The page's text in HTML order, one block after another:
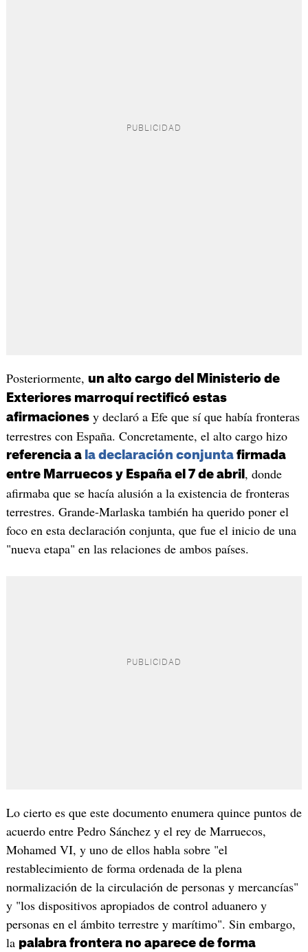
Posteriormente, un alto cargo del Ministerio de
Exteriores marroquí rectificó estas
afirmacionesy declaró a Efe que sí que había fronteras
terrestres con España. Concretamente, el alto cargo hizo
referencia a la declaración conjuntafirmada
entre Marruecos y España el 7 de abril , donde
afirmaba que se hacía alusión a la existencia de fronteras
terrestres. Grande-Marlaska también ha querido poner el
foco en esta declaración conjunta, que fue el inicio de una
"nueva etapa" en las relaciones de ambos países.
Lo cierto es que este documento enumera quince puntos de
acuerdo entre Pedro Sánchez y el rey de Marruecos,
Mohamed VI, y uno de ellos habla sobre "el
restablecimiento de forma ordenada de la plena
normalización de la circulación de personas y mercancías"
y "los dispositivos apropiados de control aduanero y
personas en el ámbito terrestre y marítimo". Sin embargo,
la palabra frontera no aparece de forma